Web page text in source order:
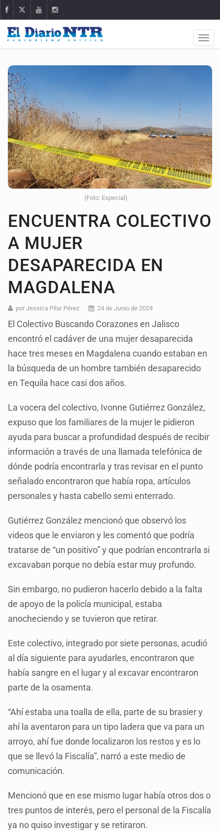
(Foto: Especial)
ENCUENTRA COLECTIVO
A MUJER
DESAPARECIDA EN
MAGDALENA
por Jessica Pilar Pérez 24 de Junio de 2024
El Colectivo Buscando Corazones en Jalisco
encontró el cadáver de una mujer desaparecida
hace tres meses en Magdalena cuando estaban en
la búsqueda de un hombre también desaparecido
en Tequila hace casi dos años.
La vocera del colectivo, Ivonne Gutiérrez González,
expuso que los familiares de la mujer le pidieron
ayuda para buscar a profundidad después de recibir
información a través de una llamada telefónica de
dónde podría encontrarla y tras revisar en el punto
señalado encontraron que había ropa, artículos
personales y hasta cabello semi enterrado.
Gutiérrez González mencionó que observó los
videos que le enviaron y les comentó que podría
tratarse de “un positivo” y que podrían encontrarla si
excavaban porque no debía estar muy profundo.
Sin embargo, no pudieron hacerlo debido a la falta
de apoyo de la policía municipal, estaba
anocheciendo y se tuvieron que retirar.
Este colectivo, integrado por siete personas, acudió
al día siguiente para ayudarles, encontraron que
había sangre en el lugar y al excavar encontraron
parte de la osamenta.
“Ahí estaba una toalla de ella, parte de su brasier y
ahí la aventaron para un tipo ladera que va para un
arroyo, ahí fue donde localizaron los restos y es lo
que se llevó la Fiscalía”, narró a este medio de
comunicación.
Mencionó que en ese mismo lugar había otros dos o
tres puntos de interés, pero el personal de la Fiscalía
ya no quiso investigar y se retiraron.